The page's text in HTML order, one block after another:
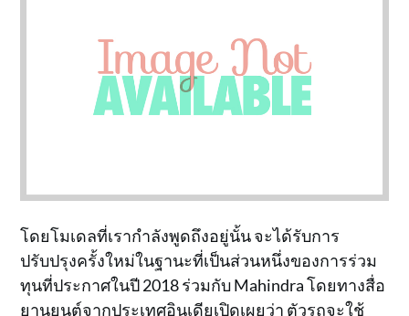
โดยโมเดลที่เรากำลังพูดถึงอยู่นั้น จะได้รับการ
ปรับปรุงครั้งใหม่ในฐานะที่เป็นส่วนหนึ่งของการร่วม
ทุนที่ประกาศในปี 2018 ร่วมกับ Mahindra โดยทางสื่อ
ยานยนต์จากประเทศอินเดียเปิดเผยว่า ตัวรถจะใช้